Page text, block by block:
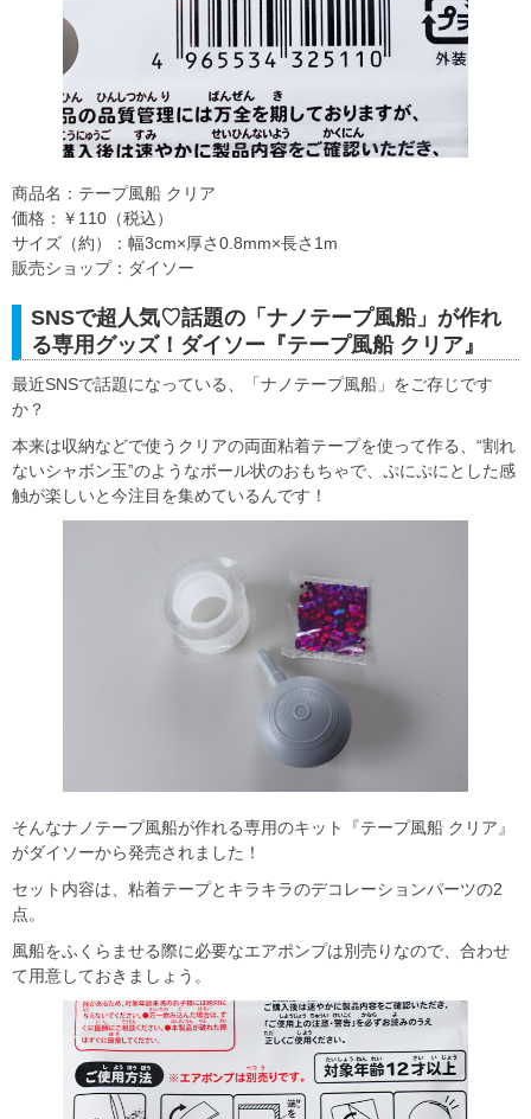
商品名：テープ風船 クリア
価格：￥110（税込）
サイズ（約）：幅3cm×厚さ0.8mm×長さ1m
販売ショップ：ダイソー
SNSで超人気♡話題の「ナノテープ風船」が作れ
る専用グッズ！ダイソー『テープ風船 クリア』
最近SNSで話題になっている、「ナノテープ風船」をご存じです
か？
本来は収納などで使うクリアの両面粘着テープを使って作る、“割れ
ないシャボン玉”のようなボール状のおもちゃで、ぷにぷにとした感
触が楽しいと今注目を集めているんです！
そんなナノテープ風船が作れる専用のキット『テープ風船 クリア』
がダイソーから発売されました！
セット内容は、粘着テープとキラキラのデコレーションパーツの2
点。
風船をふくらませる際に必要なエアポンプは別売りなので、合わせ
て用意しておきましょう。